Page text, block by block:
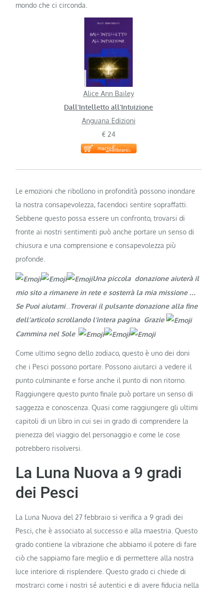
mondo che ci circonda.
Alice Ann Bailey
Dall’Intelletto all’Intuizione
Anguana Edizioni
€ 24
Le emozioni che ribollono in profondità possono inondare
la nostra consapevolezza, facendoci sentire sopraffatti.
Sebbene questo possa essere un confronto, trovarsi di
fronte ai nostri sentimenti può anche portare un senso di
chiusura e una comprensione e consapevolezza più
profonde.
Una piccola donazione aiuterà il
mio sito a rimanere in rete e sosterrà la mia missione …
Se Puoi aiutami… Troverai il pulsante donazione alla fine
dell’articolo scrollando l’intera pagina Grazie
Cammina nel Sole.
Come ultimo segno dello zodiaco, questo è uno dei doni
che i Pesci possono portare. Possono aiutarci a vedere il
punto culminante e forse anche il punto di non ritorno.
Raggiungere questo punto finale può portare un senso di
saggezza e conoscenza. Quasi come raggiungere gli ultimi
capitoli di un libro in cui sei in grado di comprendere la
pienezza del viaggio del personaggio e come le cose
potrebbero risolversi.
La Luna Nuova a 9 gradi
dei Pesci
La Luna Nuova del 27 febbraio si verifica a 9 gradi dei
Pesci, che è associato al successo e alla maestria. Questo
grado contiene la vibrazione che abbiamo il potere di fare
ciò che sappiamo fare meglio e di permettere alla nostra
luce interiore di risplendere. Questo grado ci chiede di
mostrarci come i nostri sé autentici e di avere fiducia nella